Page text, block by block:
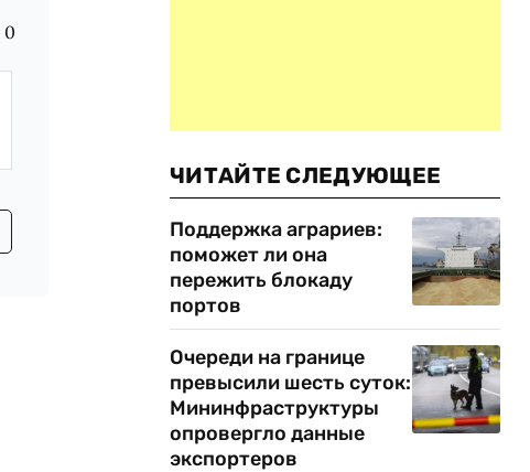
0
ЧИТАЙТЕ СЛЕДУЮЩЕЕ
Поддержка аграриев:
поможет ли она
пережить блокаду
портов
Очереди на границе
превысили шесть суток:
Мининфраструктуры
опровергло данные
экспортеров